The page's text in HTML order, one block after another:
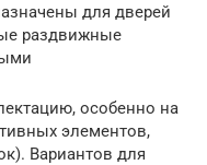
для дверей
раздвижные
особенно на
элементов,
Вариантов для